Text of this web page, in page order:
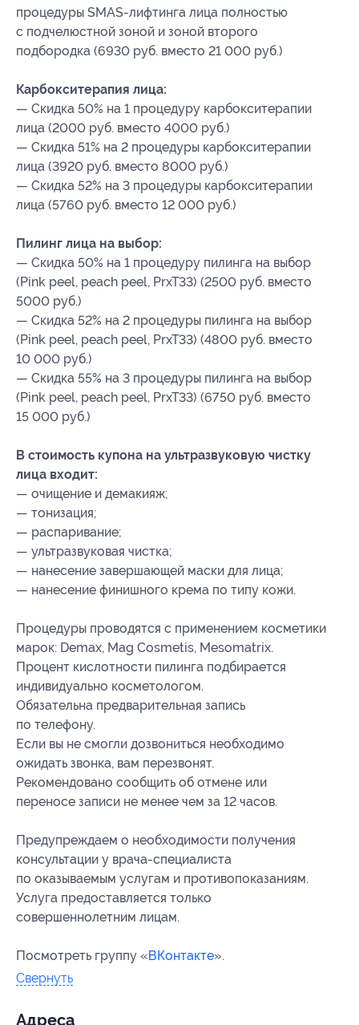
процедуры SMAS-лифтинга лица полностью
с подчелюстной зоной и зоной второго
подбородка (6930 руб. вместо 21 000 руб.)
Карбокситерапия лица:
— Скидка 50% на 1 процедуру карбокситерапии
лица (2000 руб. вместо 4000 руб.)
— Скидка 51% на 2 процедуры карбокситерапии
лица (3920 руб. вместо 8000 руб.)
— Скидка 52% на 3 процедуры карбокситерапии
лица (5760 руб. вместо 12 000 руб.)
Пилинг лица на выбор:
— Скидка 50% на 1 процедуру пилинга на выбор
(Pink peel, peach peel, PrxT33) (2500 руб. вместо
5000 руб.)
— Скидка 52% на 2 процедуры пилинга на выбор
(Pink peel, peach peel, PrxT33) (4800 руб. вместо
10 000 руб.)
— Скидка 55% на 3 процедуры пилинга на выбор
(Pink peel, peach peel, PrxT33) (6750 руб. вместо
15 000 руб.)
В стоимость купона на ультразвуковую чистку
лица входит:
— очищение и демакияж;
— тонизация;
— распаривание;
— ультразвуковая чистка;
— нанесение завершающей маски для лица;
— нанесение финишного крема по типу кожи.
Процедуры проводятся с применением косметики
марок: Demax, Mag Cosmetis, Mesomatrix.
Процент кислотности пилинга подбирается
индивидуально косметологом.
Обязательна предварительная запись
по телефону.
Если вы не смогли дозвониться необходимо
ожидать звонка, вам перезвонят.
Рекомендовано сообщить об отмене или
переносе записи не менее чем за 12 часов.
Предупреждаем о необходимости получения
консультации у врача-специалиста
по оказываемым услугам и противопоказаниям.
Услуга предоставляется только
совершеннолетним лицам.
Посмотреть группу «ВКонтакте».
Свернуть
Адресa